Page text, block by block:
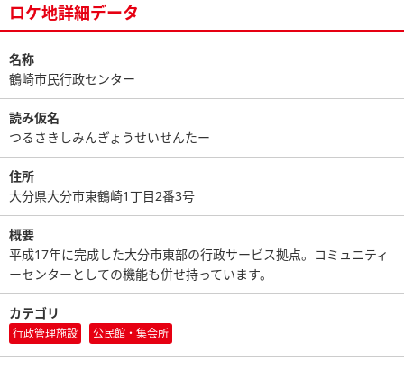
ロケ地詳細データ
名称
鶴崎市民行政センター
読み仮名
つるさきしみんぎょうせいせんたー
住所
大分県大分市東鶴崎1丁目2番3号
概要
平成17年に完成した大分市東部の行政サービス拠点。コミュニティ
ーセンターとしての機能も併せ持っています。
カテゴリ
行政管理施設 公民館・集会所